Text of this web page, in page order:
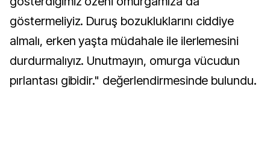
göstermeliyiz. Duruş bozukluklarını ciddiye
almalı, erken yaşta müdahale ile ilerlemesini
durdurmalıyız. Unutmayın, omurga vücudun
pırlantası gibidir." değerlendirmesinde bulundu.